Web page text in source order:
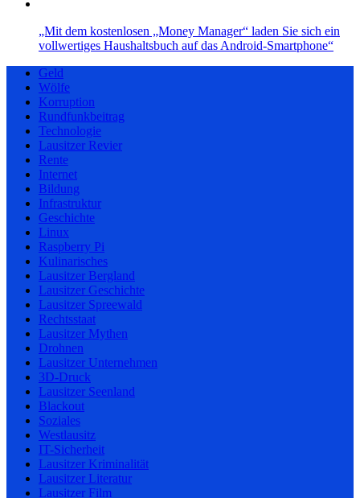
„Mit dem kostenlosen „Money Manager“ laden Sie sich ein
vollwertiges Haushaltsbuch auf das Android-Smartphone“
Geld
Wölfe
Korruption
Rundfunkbeitrag
Technologie
Lausitzer Revier
Rente
Internet
Bildung
Infrastruktur
Geschichte
Linux
Raspberry Pi
Kulinarisches
Lausitzer Bergland
Lausitzer Geschichte
Lausitzer Spreewald
Rechtsstaat
Lausitzer Mythen
Drohnen
Lausitzer Unternehmen
3D-Druck
Lausitzer Seenland
Blackout
Soziales
Westlausitz
IT-Sicherheit
Lausitzer Kriminalität
Lausitzer Literatur
Lausitzer Film